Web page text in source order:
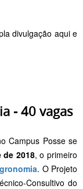
divulgação aqui e
- 40 vagas
Campus Posse se
de 2018, o primeiro
. O Projeto
Consultivo do